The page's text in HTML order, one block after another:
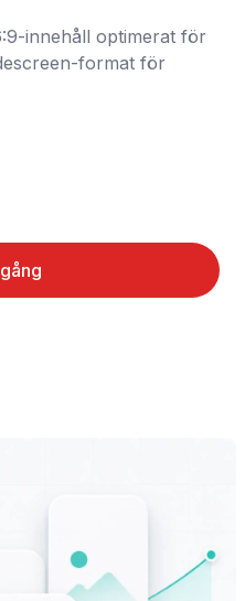
innehåll optimerat för
format för